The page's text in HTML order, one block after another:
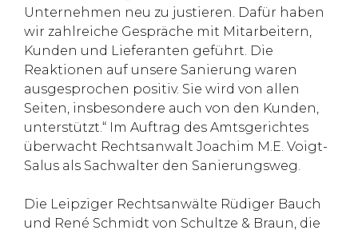
Unternehmen neu zu justieren. Dafür haben
wir zahlreiche Gespräche mit Mitarbeitern,
Kunden und Lieferanten geführt. Die
Reaktionen auf unsere Sanierung waren
ausgesprochen positiv. Sie wird von allen
Seiten, insbesondere auch von den Kunden,
unterstützt.“ Im Auftrag des Amtsgerichtes
überwacht Rechtsanwalt Joachim M.E. Voigt-
Salus als Sachwalter den Sanierungsweg.
Die Leipziger Rechtsanwälte Rüdiger Bauch
und René Schmidt von Schultze & Braun, die